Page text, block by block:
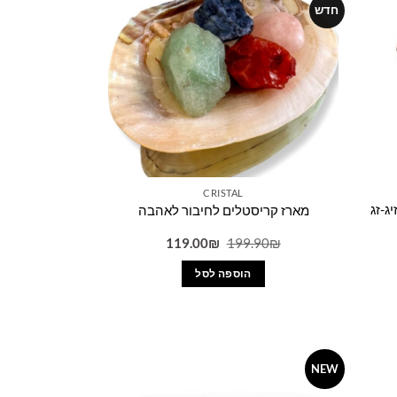
ניתן
לבחור
את
האפשרויות
בעמוד
המוצר
זג
חדש
CRISTAL
מארז קריסטלים לחיבור לאהבה
199.90₪
המחיר
היה:
199.90₪.
119.00₪
המחיר
הוספה לסל
NEW